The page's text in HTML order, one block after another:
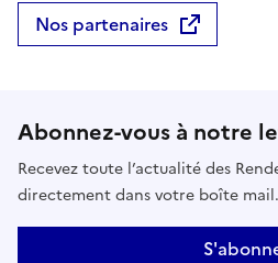
Nos partenaires
Abonnez-vous à notre
Recevez toute l’actualité des
directement dans votre boîte mail.